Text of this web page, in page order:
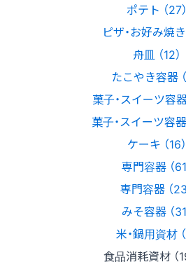
ポテト （27）
ピザ・お好み焼き
舟皿 （12）
たこやき容器 （
菓子・スイーツ容器
菓子・スイーツ容器
ケーキ （16）
専門容器 （61
専門容器 （23
みそ容器 （31
米・鍋用資材 （
食品消耗資材 （